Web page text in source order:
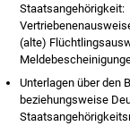
Staatsangehörigkeit:
(alte)
Unterlagen über den
beziehungsweise